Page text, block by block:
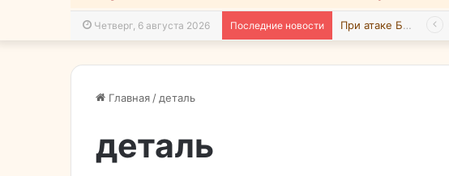
Четверг, 6 августа 2026 Последние новости При атаке БПЛА на Подмосковье пострадали 26 человек
Главная / деталь
деталь